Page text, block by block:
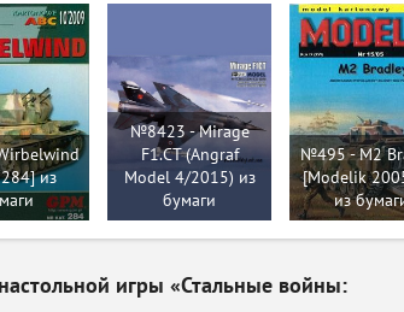
из
№8423 - Mirage
F1.CT (Angraf
Model 4/2015) из
бумаги
№495 - M2
[Modelik
из
игры «Стальные войны: